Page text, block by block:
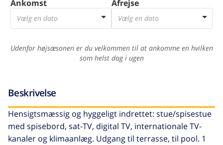
Ankomst
Vælg en dato
Afrejse
Vælg en dato
Udenfor højsæsonen er du velkommen til at ankomme en hvilken
som helst dag i ugen
Beskrivelse
Hensigtsmæssig og hyggeligt indrettet: stue/spisestue
med spisebord, sat-TV, digital TV, internationale TV-
kanaler og klimaanlæg. Udgang til terrasse, til pool. 1